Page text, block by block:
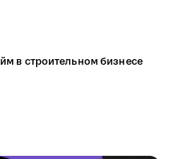
в строительном бизнесе